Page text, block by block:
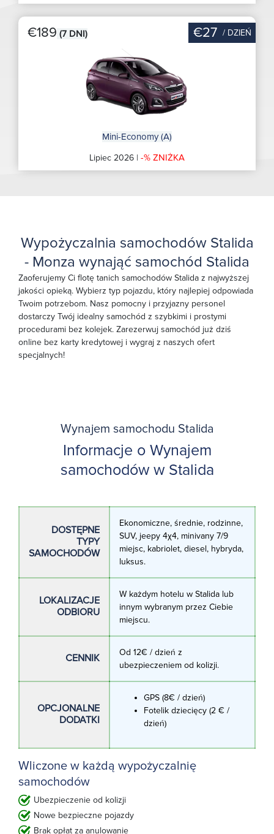
€189 (7 DNI) €27 / DZIEŃ
Mini-Economy (A)
Lipiec 2026 | -% ZNIŻKA
Wypożyczalnia samochodów Stalida
- Monza wynająć samochód Stalida
Zaoferujemy Ci flotę tanich samochodów Stalida z najwyższej
jakości opieką. Wybierz typ pojazdu, który najlepiej odpowiada
Twoim potrzebom. Nasz pomocny i przyjazny personel
dostarczy Twój idealny samochód z szybkimi i prostymi
procedurami bez kolejek. Zarezerwuj samochód już dziś
online bez karty kredytowej i wygraj z naszych ofert
specjalnych!
Wynajem samochodu Stalida
Informacje o Wynajem
samochodów w Stalida
DOSTĘPNE
TYPY
SAMOCHODÓW
Ekonomiczne, średnie, rodzinne,
SUV, jeepy 4χ4, minivany 7/9
miejsc, kabriolet, diesel, hybryda,
luksus.
LOKALIZACJE
ODBIORU
W każdym hotelu w Stalida lub
innym wybranym przez Ciebie
miejscu.
CENNIK
Od 12€ / dzień z
ubezpieczeniem od kolizji.
OPCJONALNE
DODATKI
GPS (8€ / dzień)
Fotelik dziecięcy (2 € /
dzień)
Wliczone w każdą wypożyczalnię
samochodów
Ubezpieczenie od kolizji
Nowe bezpieczne pojazdy
Brak opłat za anulowanie